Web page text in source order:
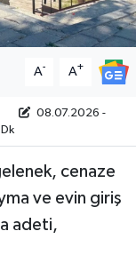
A- A+
08.07.2026 -
cenaze
ve evin giriş
adeti,